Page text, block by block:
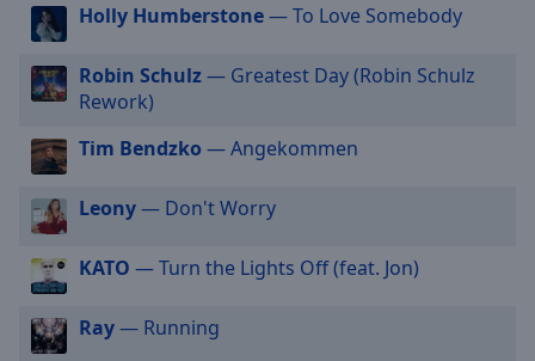
cancel
and
close
window.
Text
Color
Holly Humberstone— To Love Somebody
Robin Schulz— Greatest Day (Robin Schulz
Rework)
Tim Bendzko — Angekommen
Leony— Don't Worry
KATO — Turn the Lights Off (feat. Jon)
Ray— Running